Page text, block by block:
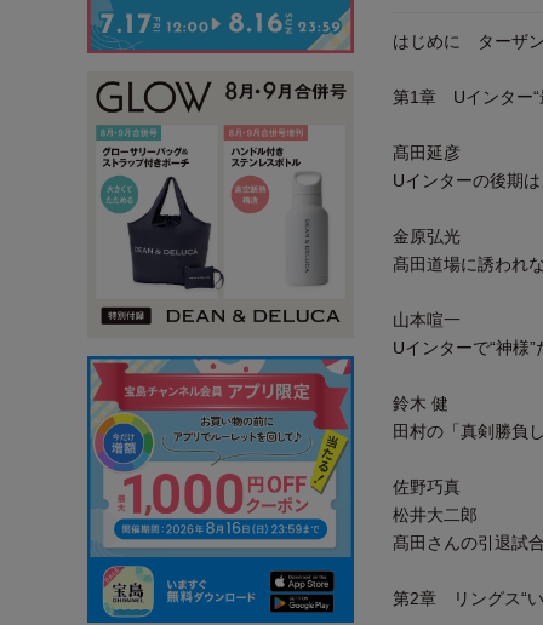
はじめに ターザ
第1章 Uインター“
髙田延彦
Uインターの後期
金原弘光
髙田道場に誘われ
山本喧一
Uインターで“神様
鈴木 健
田村の「真剣勝負
佐野巧真
松井大二郎
髙田さんの引退試
第2章 リングス“